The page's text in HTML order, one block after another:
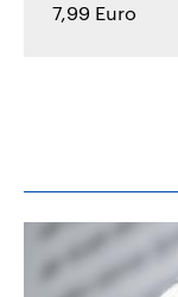
7,99 Euro